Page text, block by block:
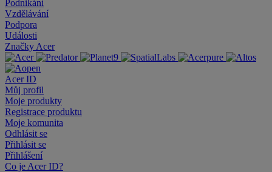
Podnikání
Vzdělávání
Podpora
Události
Značky Acer
Acer ID
Můj profil
Moje produkty
Registrace produktu
Moje komunita
Odhlásit se
Přihlásit se
Přihlášení
Co je Acer ID?